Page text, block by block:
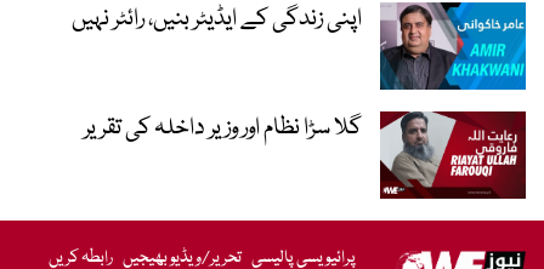
اپنی زندگی کے ایڈیٹر بنیں، رائٹر نہیں
گلا سڑا نظام اور وزیر داخلہ کی تقریر
پرائیویسی پالیسی تحریر/ویڈیو بھیجیں رابطہ کریں